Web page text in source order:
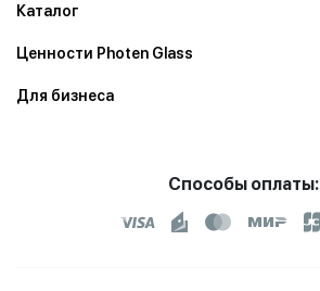
Каталог
Ценности Photen Glass
Для бизнеса
Способы оплаты: